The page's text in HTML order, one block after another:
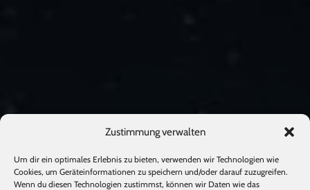
Zustimmung verwalten
Um dir ein optimales Erlebnis zu bieten, verwenden wir Technologien wie
Cookies, um Geräteinformationen zu speichern und/oder darauf zuzugreifen.
Wenn du diesen Technologien zustimmst, können wir Daten wie das